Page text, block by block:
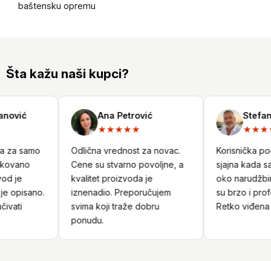
baštensku opremu
Šta kažu naši kupci?
samo
je
opisano.
Ana Petrović
★★★★★
Odlična vrednost za novac.
Cene su stvarno povoljne, a
kvalitet proizvoda je
iznenadio. Preporučujem
svima koji traže dobru
ponudu.
Stefan
Korisnička
sjajna kada
oko
su brzo i
Retko viđena